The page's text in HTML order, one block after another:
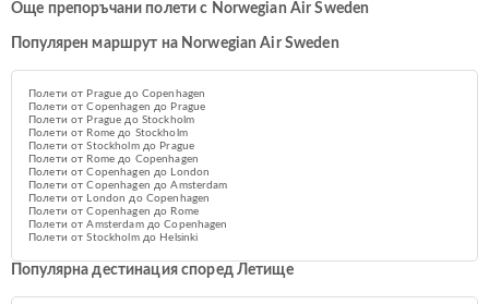
Още препоръчани полети с Norwegian Air Sweden
Популярен маршрут на Norwegian Air Sweden
Полети от Prague до Copenhagen
Полети от Copenhagen до Prague
Полети от Prague до Stockholm
Полети от Rome до Stockholm
Полети от Stockholm до Prague
Полети от Rome до Copenhagen
Полети от Copenhagen до London
Полети от Copenhagen до Amsterdam
Полети от London до Copenhagen
Полети от Copenhagen до Rome
Полети от Amsterdam до Copenhagen
Полети от Stockholm до Helsinki
Популярна дестинация според Летище